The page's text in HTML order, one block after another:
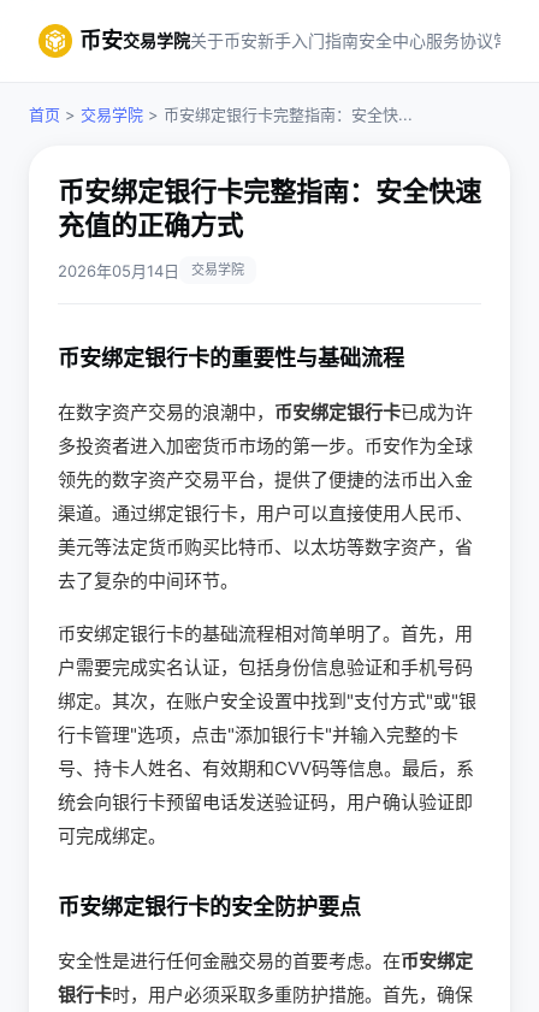
币安交易学院关于币安新手入门指南安全中心服务协议常见
首页 > 交易学院 > 币安绑定银行卡完整指南：安全快...
币安绑定银行卡完整指南：安全快速
充值的正确方式
2026年05月14日 交易学院
币安绑定银行卡的重要性与基础流程
在数字资产交易的浪潮中， 币安绑定银行卡已成为许
多投资者进入加密货币市场的第一步。币安作为全球
领先的数字资产交易平台，提供了便捷的法币出入金
渠道。通过绑定银行卡，用户可以直接使用人民币、
美元等法定货币购买比特币、以太坊等数字资产，省
去了复杂的中间环节。
币安绑定银行卡的基础流程相对简单明了。首先，用
户需要完成实名认证，包括身份信息验证和手机号码
绑定。其次，在账户安全设置中找到"支付方式"或"银
行卡管理"选项，点击"添加银行卡"并输入完整的卡
号、持卡人姓名、有效期和CVV码等信息。最后，系
统会向银行卡预留电话发送验证码，用户确认验证即
可完成绑定。
币安绑定银行卡的安全防护要点
安全性是进行任何金融交易的首要考虑。在币安绑定
银行卡时，用户必须采取多重防护措施。首先，确保